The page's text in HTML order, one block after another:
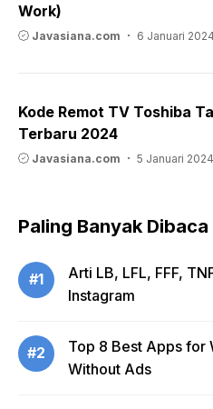
Work)
Javasiana.com 6 Januari 2024
Kode Remot TV Toshiba
Terbaru 2024
Javasiana.com 5 Januari 2024
Paling Banyak Dibaca
#1
Arti LB, LFL, FFF,
Instagram
#2
Top 8 Best Apps for
Without Ads